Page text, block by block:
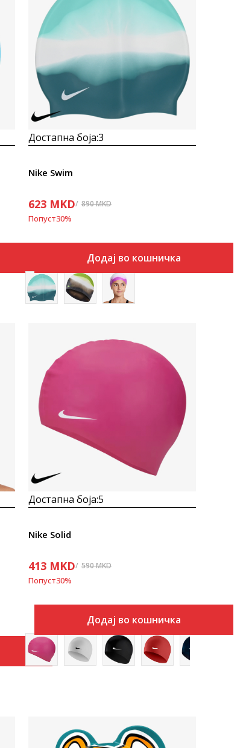
Достапна боја:3
Nike Swim
623 MKD 890MKD
Попуст30%
Додај во кошничка
Достапна боја:5
Nike Solid
413 MKD 590MKD
Попуст30%
Додај во кошничка